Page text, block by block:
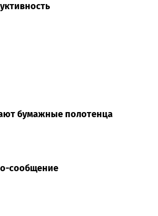
бумажные полотенца
сообщение